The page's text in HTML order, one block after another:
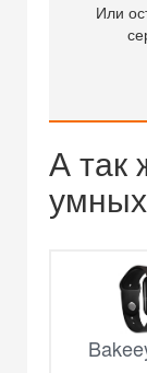
Или
А так